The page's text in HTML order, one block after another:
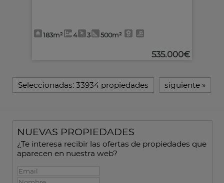
183m² 4 3 500m²
535.000€
Seleccionadas: 33934 propiedades siguiente »
NUEVAS PROPIEDADES
¿Te interesa recibir las ofertas de propiedades que
aparecen en nuestra web?